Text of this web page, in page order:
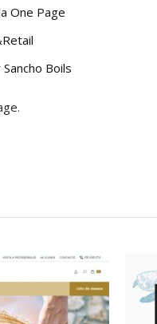
One Page
Sancho Boils